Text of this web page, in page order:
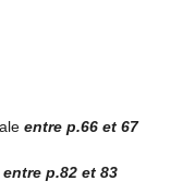
entre p.66 et 67
entre p.82 et 83